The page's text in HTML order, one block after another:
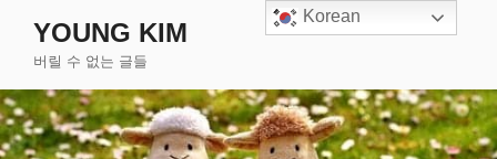
로
바
로
YOUNG KIM
버릴 수 없는 글들
Korean